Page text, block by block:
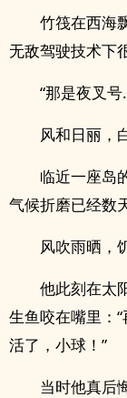
竹筏在西海
无敌驾驶技术下
“那是夜叉号
风和日丽，
临近一座岛
气候折磨已经数
风吹雨晒，
他此刻在太
生鱼咬在嘴里：
活了，小球！”
当时他真后